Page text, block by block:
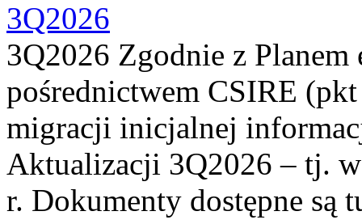
3Q2026
3Q2026 Zgodnie z
pośrednictwem CSIRE
migracji inicjalnej
Aktualizacji 3Q2026 – tj.
r. Dokumenty dostępne są